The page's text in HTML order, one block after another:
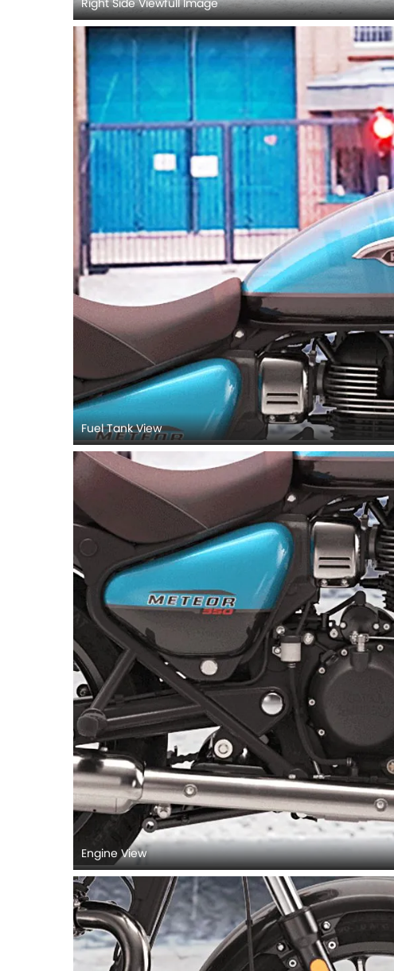
Right Side Viewfull Image
Fuel Tank View
Engine View